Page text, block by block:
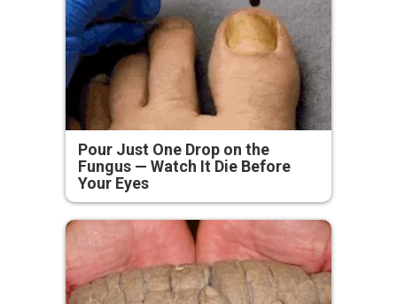
Pour Just One Drop on the
Fungus — Watch It Die Before
Your Eyes